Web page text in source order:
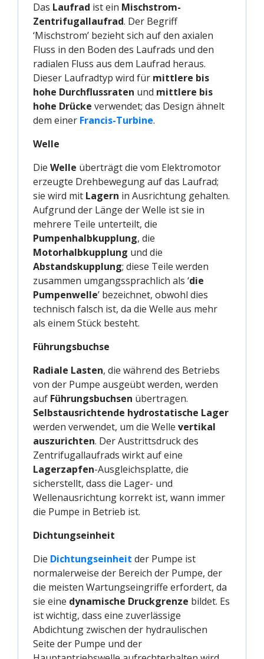
Das Laufrad ist ein Mischstrom-
Zentrifugallaufrad. Der Begriff
‘Mischstrom’ bezieht sich auf den axialen
Fluss in den Boden des Laufrads und den
radialen Fluss aus dem Laufrad heraus.
Dieser Laufradtyp wird für mittlere bis
hohe Durchflussraten und mittlere bis
hohe Drücke verwendet; das Design ähnelt
dem einer Francis-Turbine.
Welle
Die Welle überträgt die vom Elektromotor
erzeugte Drehbewegung auf das Laufrad;
sie wird mit Lagern in Ausrichtung gehalten.
Aufgrund der Länge der Welle ist sie in
mehrere Teile unterteilt, die
Pumpenhalbkupplung, die
Motorhalbkupplung und die
Abstandskupplung; diese Teile werden
zusammen umgangssprachlich als ‘die
Pumpenwelle’ bezeichnet, obwohl dies
technisch falsch ist, da die Welle aus mehr
als einem Stück besteht.
Führungsbuchse
Radiale Lasten, die während des Betriebs
von der Pumpe ausgeübt werden, werden
auf Führungsbuchsen übertragen.
Selbstausrichtende hydrostatische Lager
werden verwendet, um die Welle vertikal
auszurichten. Der Austrittsdruck des
Zentrifugallaufrads wirkt auf eine
Lagerzapfen-Ausgleichsplatte, die
sicherstellt, dass die Lager- und
Wellenausrichtung korrekt ist, wann immer
die Pumpe in Betrieb ist.
Dichtungseinheit
Die Dichtungseinheit der Pumpe ist
normalerweise der Bereich der Pumpe, der
die meisten Wartungseingriffe erfordert, da
sie eine dynamische Druckgrenze bildet. Es
ist wichtig, dass eine zuverlässige
Abdichtung zwischen der hydraulischen
Seite der Pumpe und der